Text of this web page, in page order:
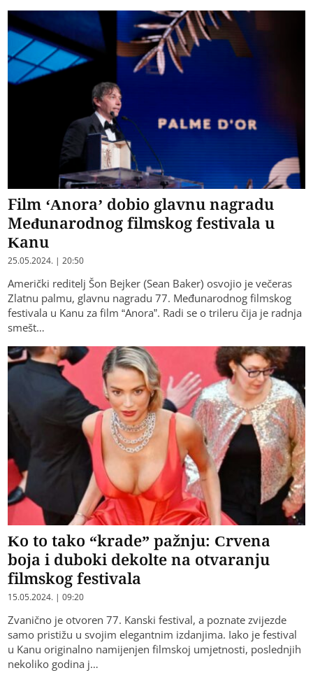
Film ‘Anora’ dobio glavnu nagradu
Međunarodnog filmskog festivala u
Kanu
25.05.2024. | 20:50
Američki reditelj Šon Bejker (Sean Baker) osvojio je večeras
Zlatnu palmu, glavnu nagradu 77. Međunarodnog filmskog
festivala u Kanu za film “Anora”. Radi se o trileru čija je radnja
smešt…
Ko to tako “krade” pažnju: Crvena
boja i duboki dekolte na otvaranju
filmskog festivala
15.05.2024. | 09:20
Zvanično je otvoren 77. Kanski festival, a poznate zvijezde
samo pristižu u svojim elegantnim izdanjima. Iako je festival
u Kanu originalno namijenjen filmskoj umjetnosti, poslednjih
nekoliko godina j…